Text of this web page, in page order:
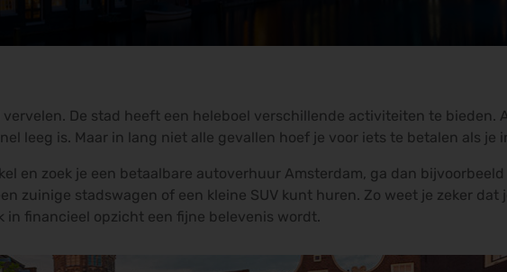
De stad heeft een heleboel verschillende activiteiten te bieden.
leeg is. Maar in lang niet alle gevallen hoef je voor iets te betalen als je
en zoek je een betaalbare autoverhuur Amsterdam, ga dan bijvoorbeeld
zuinige stadswagen of een kleine SUV kunt huren. Zo weet je zeker dat
financieel opzicht een fijne belevenis wordt.